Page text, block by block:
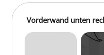
Vorderwand unten